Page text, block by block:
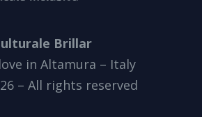
Brillar
in Altamura – Italy
– All rights reserved